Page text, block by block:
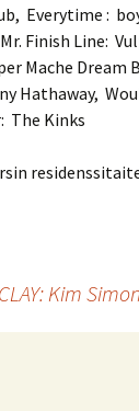
Everytime :
Finish Line:
Mache Dream
Hathaway,
The Kinks
Kim